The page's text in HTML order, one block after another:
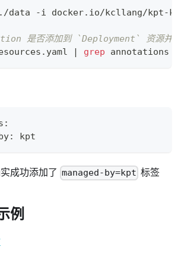
data -i docker.io/kcllang/kpt-
是否添加到 `Deployment` 资源并
| grep annotations -
kpt
成功添加了 managed-by=kpt 标签
例